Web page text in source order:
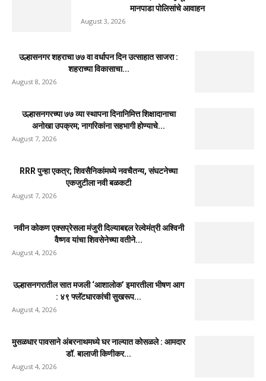
मानपाडा पोलिसांचे आवाहन
August 3, 2026
उल्हासनगर शहराचा ७७ वा वर्धापन दिन उत्साहात साजरा :
शहराच्या विकासाचा...
August 8, 2026
उल्हासनगरच्या ७७ व्या स्थापना दिनानिमित्त शिक्षादानाचा
अनोखा उपक्रम; नागरिकांना सहभागी होण्याचे...
August 7, 2026
RRR पुन्हा एकत्र; शिवसैनिकांमध्ये नवचैतन्य, संघटनेच्या
एकजुटीला नवी बळकटी
August 7, 2026
नवीन कोकण एक्सप्रेसला मंजुरी दिल्याबद्दल रेल्वेमंत्री अश्विनी
वैष्णव यांचा शिवसेनेच्या वतीने...
August 4, 2026
उल्हासनगरातील सात मजली ‘आशालोक’ इमारतीला भीषण आग
: ४९ फ्लॅटधारकांची सुखरूप...
August 4, 2026
मुसळधार पावसाने अंबरनाथमध्ये घर नाल्यात कोसळले : आमदार
डॉ. बालाजी किणीकर...
August 4, 2026